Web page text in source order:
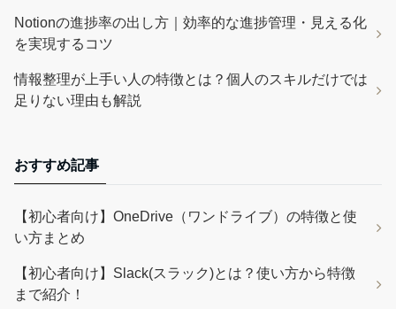
Notionの進捗率の出し方｜効率的な進捗管理・見える化
を実現するコツ
情報整理が上手い人の特徴とは？個人のスキルだけでは
足りない理由も解説
おすすめ記事
【初心者向け】OneDrive（ワンドライブ）の特徴と使
い方まとめ
【初心者向け】Slack(スラック)とは？使い方から特徴
まで紹介！